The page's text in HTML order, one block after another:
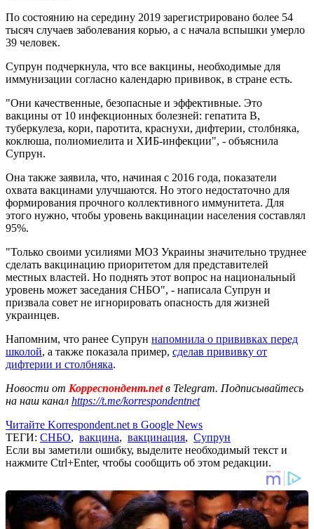
По состоянию на середину 2019 зарегистрировано более 54
тысяч случаев заболевания корью, а с начала вспышки умерло
39 человек.
Супрун подчеркнула, что все вакцины, необходимые для
иммунизации согласно календарю прививок, в стране есть.
"Они качественные, безопасные и эффективные. Это
вакцины от 10 инфекционных болезней: гепатита В,
туберкулеза, кори, паротита, краснухи, дифтерии, столбняка,
коклюша, полиомиелита и ХИБ-инфекции", - объяснила
Супрун.
Она также заявила, что, начиная с 2016 года, показатели
охвата вакцинами улучшаются. Но этого недостаточно для
формирования прочного коллективного иммунитета. Для
этого нужно, чтобы уровень вакцинации населения составлял
95%.
"Только своими усилиями МОЗ Украины значительно труднее
сделать вакцинацию приоритетом для представителей
местных властей. Но поднять этот вопрос на национальный
уровень может заседания СНБО", - написала Супрун и
призвала совет не игнорировать опасность для жизней
украинцев.
Напомним, что ранее Супрун напомнила о прививках перед
школой, а также показала пример, сделав прививку от
дифтерии и столбняка.
Новости от Корреспондент.netв Telegram. Подписывайтесь
на наш канал https://t.me/korrespondentnet
Читайте Korrespondent.net в Google News
ТЕГИ: СНБО, вакцина, вакцинация, Супрун
Если вы заметили ошибку, выделите необходимый текст и
нажмите Ctrl+Enter, чтобы сообщить об этом редакции.